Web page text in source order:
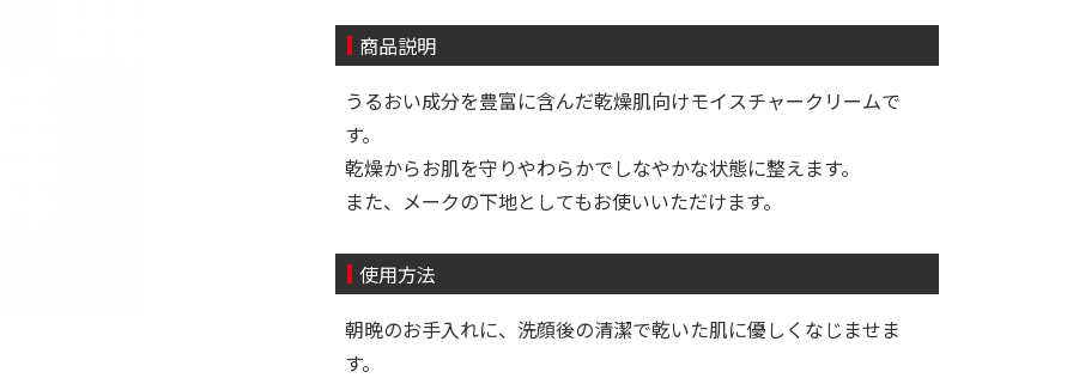
商品説明
うるおい成分を豊富に含んだ乾燥肌向けモイスチャークリームで
す。
乾燥からお肌を守りやわらかでしなやかな状態に整えます。
また、メークの下地としてもお使いいただけます。
使用方法
朝晩のお手入れに、洗顔後の清潔で乾いた肌に優しくなじませま
す。